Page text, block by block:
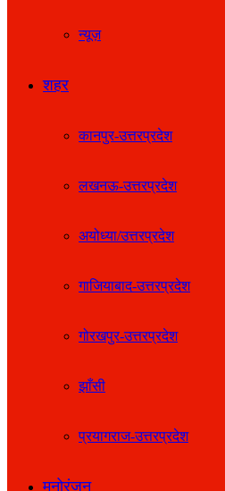
न्यूज़
शहर
कानपुर-उत्तरप्रदेश
लखनऊ-उत्तरप्रदेश
अयोध्या/उत्तरप्रदेश
गाजियाबाद-उत्तरप्रदेश
गोरखपुर-उत्तरप्रदेश
झाँसी
प्रयागराज-उत्तरप्रदेश
मनोरंजन